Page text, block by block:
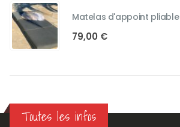
5,00 €
à
Matelas d'appoint pliable
79,00 €
Toutes les infos